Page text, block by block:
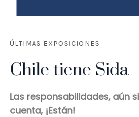
ÚLTIMAS EXPOSICIONES
Chile tiene Sida
Las responsabilidades, aún
cuenta, ¡Están!